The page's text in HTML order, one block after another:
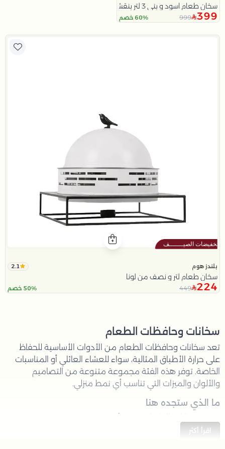
سخان طعام اسود و بني 3 لتر بنقش النخلة من نقاء
399
999 60% خصم
بلندز هوم 2.1
سخان طعام لتر و نصف من لونا
224
449 50% خصم
سخانات وحافظات الطعام
تعد سخانات وحافظات الطعام من الأدوات الأساسية للحفاظ
على حرارة الأطباق المثالية، سواء للعشاء العائلي أو المناسبات
الخاصة. توفر هذه الفئة مجموعة متنوعة من التصاميم
والألوان والميزات التي تناسب أي نمط منزلي.
ما الذي ستجده هنا
دفء الأطباق.اقرأ أكثر